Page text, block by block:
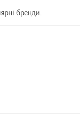
бренди.